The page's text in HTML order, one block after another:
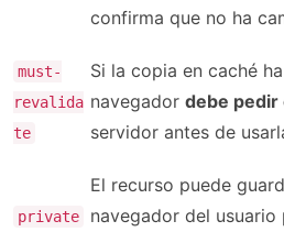
confirma que no ha
must-
revalida
te
Si la copia en caché
navegador debe pedir
servidor antes de
private
El recurso puede
navegador del usuario